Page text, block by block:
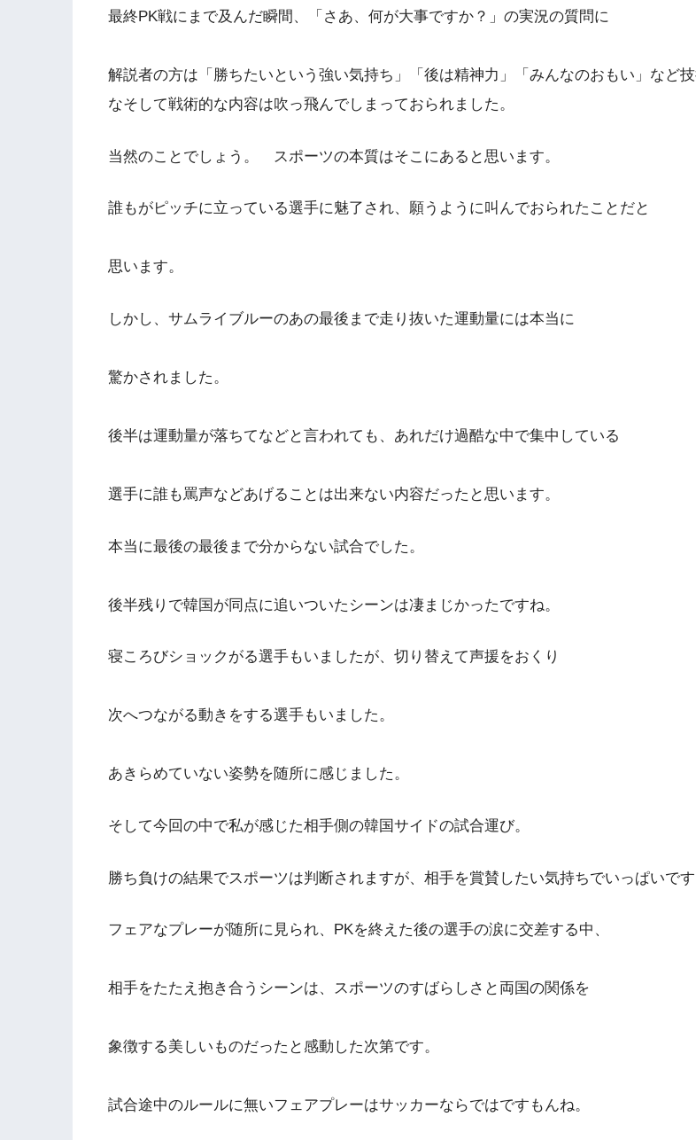
最終PK戦にまで及んだ瞬間、「さあ、何が大事ですか？」の実況の質問に
解説者の方は「勝ちたいという強い気持ち」「後は精神力」「みんなのおもい」など
なそして戦術的な内容は吹っ飛んでしまっておられました。
当然のことでしょう。 スポーツの本質はそこにあると思います。
誰もがピッチに立っている選手に魅了され、願うように叫んでおられたことだと
思います。
しかし、サムライブルーのあの最後まで走り抜いた運動量には本当に
驚かされました。
後半は運動量が落ちてなどと言われても、あれだけ過酷な中で集中している
選手に誰も罵声などあげることは出来ない内容だったと思います。
本当に最後の最後まで分からない試合でした。
後半残りで韓国が同点に追いついたシーンは凄まじかったですね。
寝ころびショックがる選手もいましたが、切り替えて声援をおくり
次へつながる動きをする選手もいました。
あきらめていない姿勢を随所に感じました。
そして今回の中で私が感じた相手側の韓国サイドの試合運び。
勝ち負けの結果でスポーツは判断されますが、相手を賞賛したい気持ちでいっぱいです
フェアなプレーが随所に見られ、PKを終えた後の選手の涙に交差する中、
相手をたたえ抱き合うシーンは、スポーツのすばらしさと両国の関係を
象徴する美しいものだったと感動した次第です。
試合途中のルールに無いフェアプレーはサッカーならではですもんね。